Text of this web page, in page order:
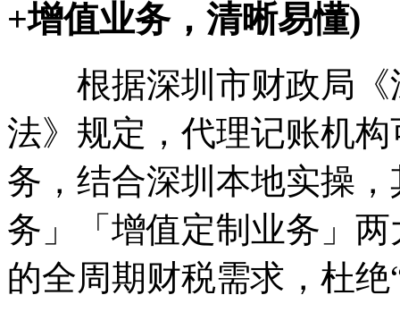
+增值业务，清晰易懂)
根据深圳市财政局《
法》规定，代理记账机
务，结合深圳本地实操
务」「增值定制业务」
的全周期财税需求，杜绝